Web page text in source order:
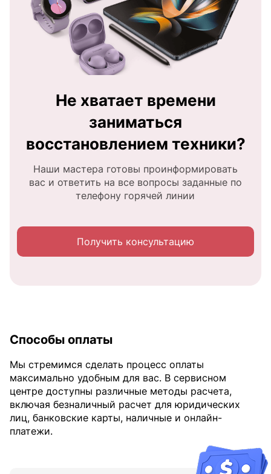
Не хватает времени
заниматься
восстановлением техники?
Наши мастера готовы проинформировать
вас и ответить на все вопросы заданные по
телефону горячей линии
Получить консультацию
Способы оплаты
Мы стремимся сделать процесс оплаты
максимально удобным для вас. В сервисном
центре доступны различные методы расчета,
включая безналичный расчет для юридических
лиц, банковские карты, наличные и онлайн-
платежи.